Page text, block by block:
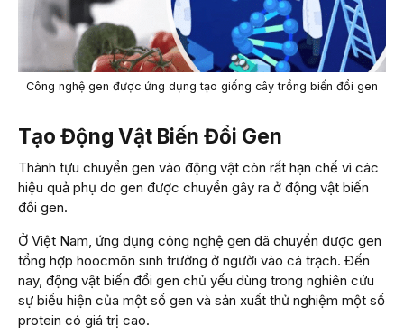
Công nghệ gen được ứng dụng tạo giống cây trồng biến đổi gen
Tạo Động Vật Biến Đổi Gen
Thành tựu chuyển gen vào động vật còn rất hạn chế vì các
hiệu quả phụ do gen được chuyển gây ra ở động vật biến
đổi gen.
Ở Việt Nam, ứng dụng công nghệ gen đã chuyển được gen
tổng hợp hoocmôn sinh trưởng ở người vào cá trạch. Đến
nay, động vật biến đổi gen chủ yếu dùng trong nghiên cứu
sự biểu hiện của một số gen và sản xuất thử nghiệm một số
protein có giá trị cao.